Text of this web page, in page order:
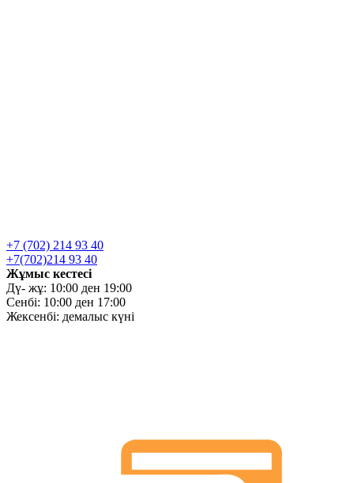
+7 (702) 214 93 40
+7(702)214 93 40
Жұмыс кестесі
Дү- жұ: 10:00 ден 19:00
Сенбі: 10:00 ден 17:00
Жексенбі: демалыс күні